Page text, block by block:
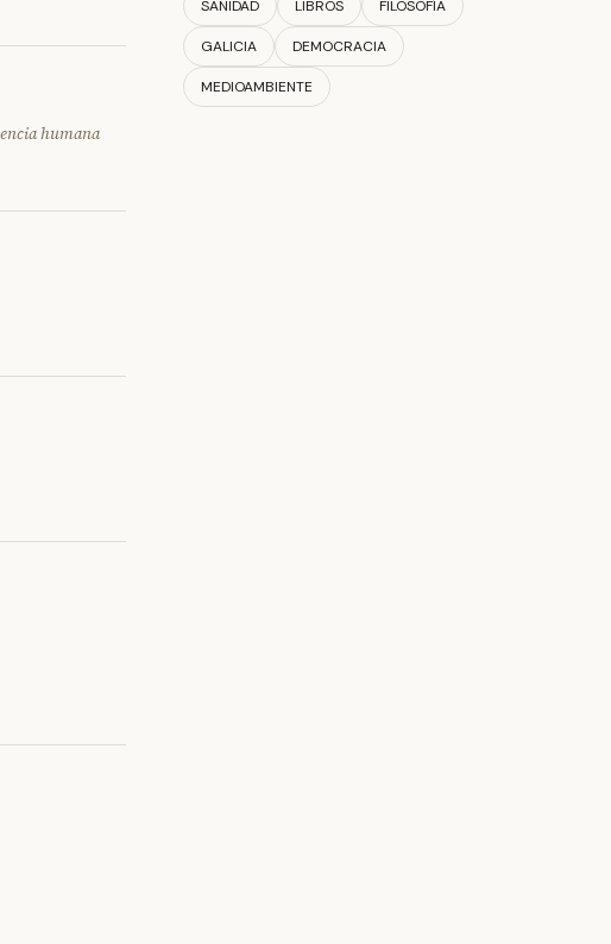
humana
SANIDAD LIBROS FILOSOFÍA
GALICIA DEMOCRACIA
MEDIOAMBIENTE